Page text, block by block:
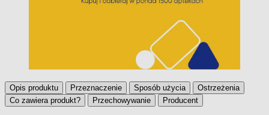
Opis produktu Przeznaczenie Sposób użycia
Ostrzeżenia
Co zawiera produkt?
Przechowywanie Producent